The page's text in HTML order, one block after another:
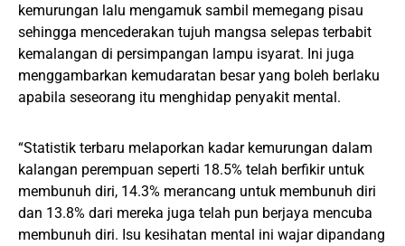
kemurungan lalu mengamuk sambil memegang pisau
sehingga mencederakan tujuh mangsa selepas terbabit
kemalangan di persimpangan lampu isyarat. Ini juga
menggambarkan kemudaratan besar yang boleh berlaku
apabila seseorang itu menghidap penyakit mental.
“Statistik terbaru melaporkan kadar kemurungan dalam
kalangan perempuan seperti 18.5% telah berfikir untuk
membunuh diri, 14.3% merancang untuk membunuh diri
dan 13.8% dari mereka juga telah pun berjaya mencuba
membunuh diri. Isu kesihatan mental ini wajar dipandang